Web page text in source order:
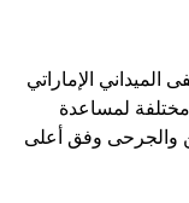
الإماراتي
لمساعدة
والجرحى وفق أعلى